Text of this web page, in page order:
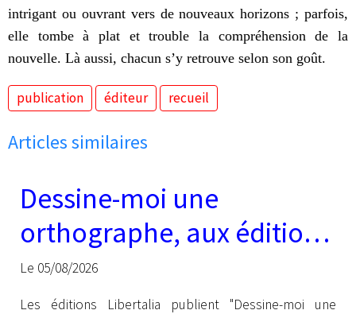
intrigant ou ouvrant vers de nouveaux horizons ; parfois,
elle tombe à plat et trouble la compréhension de la
nouvelle. Là aussi, chacun s’y retrouve selon son goût.
publication éditeur recueil
Articles similaires
Dessine-moi une
orthographe, aux éditions
Libertalia
Le 05/08/2026
Les éditions Libertalia publient "Dessine-moi une